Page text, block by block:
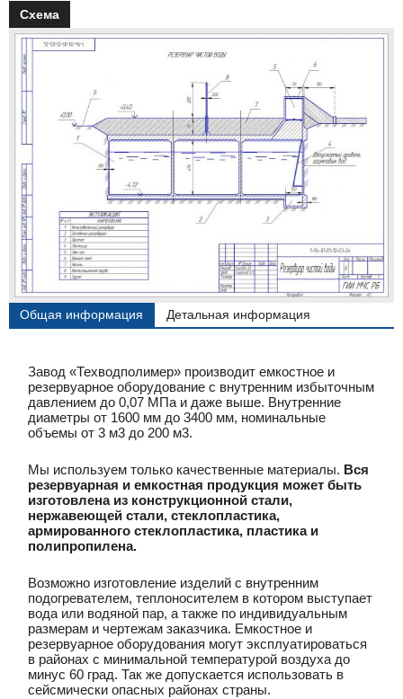
Схема
Общая информация Детальная информация
Завод «Техводполимер» производит емкостное и
резервуарное оборудование с внутренним избыточным
давлением до 0,07 МПа и даже выше. Внутренние
диаметры от 1600 мм до 3400 мм, номинальные
объемы от 3 м3 до 200 м3.
Мы используем только качественные материалы. Вся
резервуарная и емкостная продукция может быть
изготовлена из конструкционной стали,
нержавеющей стали, стеклопластика,
армированного стеклопластика, пластика и
полипропилена.
Возможно изготовление изделий с внутренним
подогревателем, теплоносителем в котором выступает
вода или водяной пар, а также по индивидуальным
размерам и чертежам заказчика. Емкостное и
резервуарное оборудования могут эксплуатироваться
в районах с минимальной температурой воздуха до
минус 60 град. Так же допускается использовать в
сейсмически опасных районах страны.